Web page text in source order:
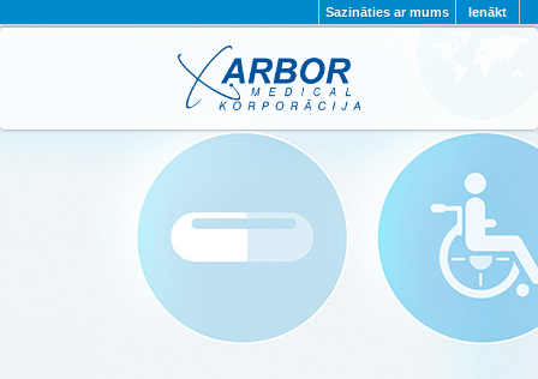
Ienākt
Sazināties ar mums
PAR MUMS PROJEKTI
KONTAKTI
PRIVĀTUMA POLITIKA